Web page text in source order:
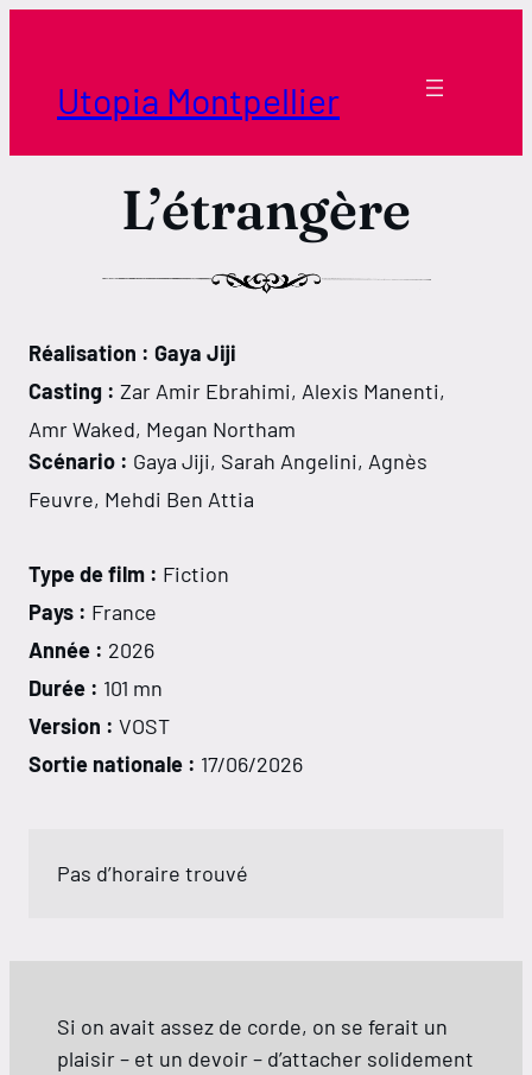
contenuUtopia Montpellier
L’étrangère
Réalisation : Gaya Jiji
Casting : Zar Amir Ebrahimi, Alexis Manenti,
Amr Waked, Megan Northam
Scénario : Gaya Jiji, Sarah Angelini, Agnès
Feuvre, Mehdi Ben Attia
Type de film : Fiction
Pays : France
Année : 2026
Durée : 101 mn
Version : VOST
Sortie nationale : 17/06/2026
Pas d’horaire trouvé
Si on avait assez de corde, on se ferait un
plaisir – et un devoir – d’attacher solidement